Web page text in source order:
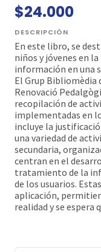
$24.000
DESCRIPCIÓN
En este libro, se
niños y jóvenes en
información en una
El Grup Bibliomèdia
Renovació
recopilación de
implementadas en
incluye la
una variedad de
secundaria,
centran en el
tratamiento de la
de los usuarios.
aplicación,
realidad y se espera